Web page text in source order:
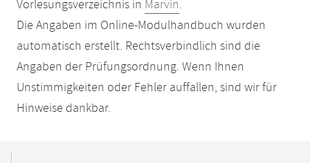
Vorlesungsverzeichnis in Marvin.
Die Angaben im Online-Modulhandbuch wurden
automatisch erstellt. Rechtsverbindlich sind die
Angaben der Prüfungsordnung. Wenn Ihnen
Unstimmigkeiten oder Fehler auffallen, sind wir für
Hinweise dankbar.